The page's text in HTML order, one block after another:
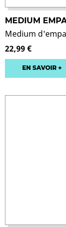
MEDIUM
Medium
22,99 €
EN SAVOIR +